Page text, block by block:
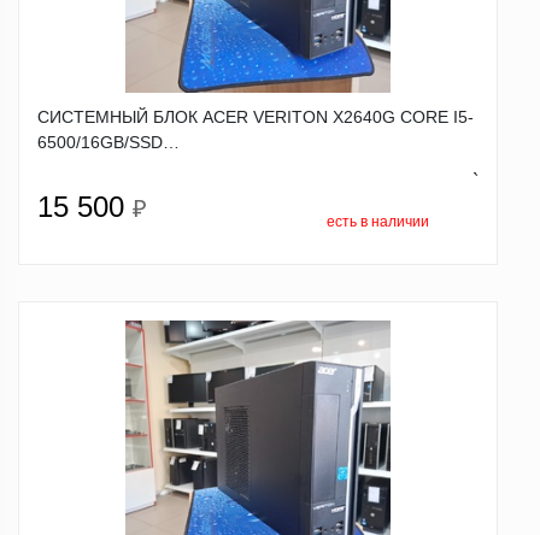
СИСТЕМНЫЙ БЛОК ACER VERITON X2640G CORE I5-
6500/16GB/SSD…
15 500 ₽
`
есть в наличии